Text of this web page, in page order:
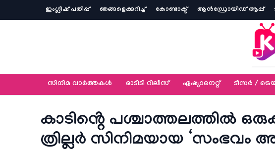
ഇംഗ്ലീഷ് പതിപ്പ് ഞങ്ങളെക്കുറിച്ച്‌ കോണ്ടാക്ട് ആൻഡ്രോയിഡ് ആപ്പ്
സിനിമ വാര്‍ത്തകള്‍ ഓടിടി റിലീസ് ഏഷ്യാനെറ്റ്‌ ടീസര്‍ /
കാടിൻ്റെ പശ്ചാത്തലത്തിൽ
ത്രില്ലർ സിനിമയായ ‘സംഭവം